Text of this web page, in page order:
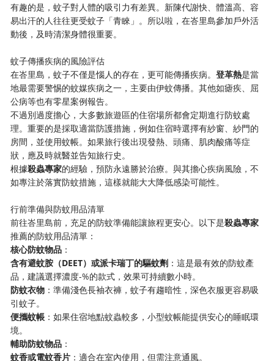
有趣的是，蚊子對人體的吸引力有差異。新陳代謝快、體溫高、容
易出汗的人往往更受蚊子「青睞」。所以啦，在峇里島參加戶外活
動後，及時清潔身體很重要。
蚊子傳播疾病的風險評估
在峇里島，蚊子不僅是惱人的存在，更可能傳播疾病。​​登革熱​​是當
地最需要警惕的蚊媒疾病之一，主要由伊蚊傳播。其他如瘧疾、屈
公病等也有零星案例報告。
不過別過度擔心，大多數旅遊區的住宿場所都會定期進行防蚊處
理。重要的是採取適當防護措施，例如住宿時選擇有紗窗、紗門的
房間，並使用蚊帳。如果旅行後出現發熱、頭痛、肌肉酸痛等症
狀，應及時就醫並告知旅行史。
根據​​殺蟲專家​​的經驗，預防永遠勝於治療。與其擔心疾病風險，不
如專注於落實防蚊措施，這樣就能大大降低感染可能性。
行前準備與防蚊用品清單
前往峇里島前，充足的防蚊準備能讓旅程更安心。以下是​​殺蟲專家​
推薦的防蚊用品清單：
​核心防蚊物品​ ​：
​含有避蚊胺（DEET）或派卡瑞丁的驅蚊劑​ ​：這是最有效的防蚊產
品，建議選擇濃度-%的款式，效果可持續數小時。
​防蚊衣物​ ​：準備淺色長袖衣褲，蚊子有趨暗性，深色衣服更容易吸
引蚊子。
​便攜蚊帳​ ​：如果住宿地點蚊蟲較多，小型蚊帳能提供安心的睡眠環
境。
​輔助防蚊物品​ ​：
​蚊香或電蚊香片​ ​：適合在室內使用，但需注意通風。